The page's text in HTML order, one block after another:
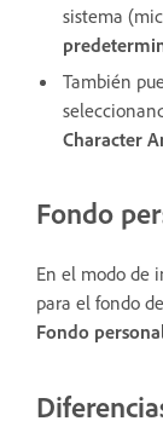
sistema
También
Character
Fondo
En el modo de
para el fondo
Fondo